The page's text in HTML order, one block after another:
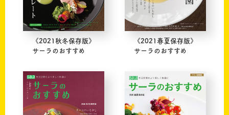
《2021秋冬保存版》
サーラのおすすめ
《2021春夏保存版》
サーラのおすすめ